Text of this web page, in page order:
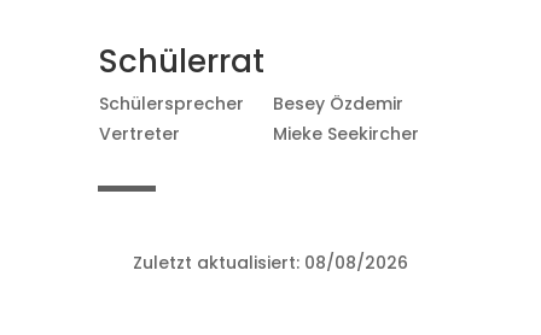
Schülerrat
Schülersprecher
Besey Özdemir
Vertreter
Mieke Seekircher
Zuletzt aktualisiert: 08/08/2026